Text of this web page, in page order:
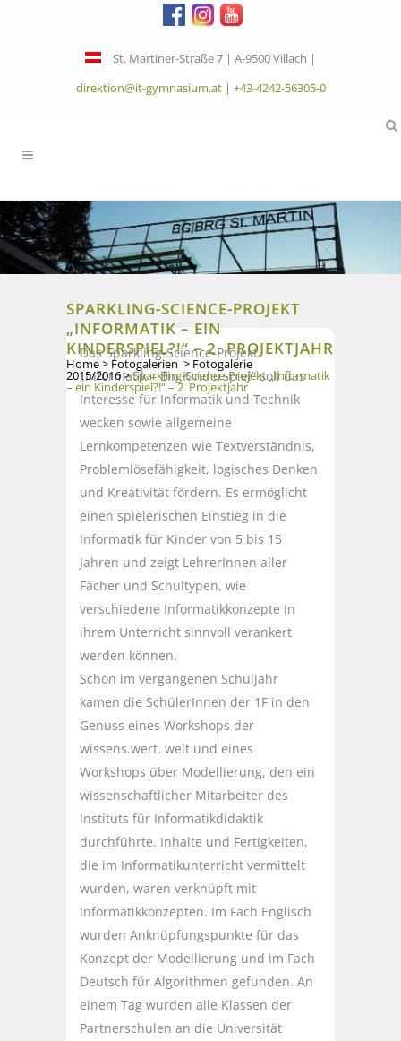
| St. Martiner-Straße 7 | A-9500 Villach |
direktion@it-gymnasium.at| +43-4242-56305-0
SPARKLING-SCIENCE-PROJEKT
„INFORMATIK – EIN
KINDERSPIEL?!“ – 2. PROJEKTJAHR
Home> Fotogalerien > Fotogalerie
2015/2016>Sparkling-Science-Projekt „Informatik
– ein Kinderspiel?!“ – 2. Projektjahr
Das Sparkling-Science-Projekt
„Informatik – Ein Kinderspiel“ soll das
Interesse für Informatik und Technik
wecken sowie allgemeine
Lernkompetenzen wie Textverständnis,
Problemlösefähigkeit, logisches Denken
und Kreativität fördern. Es ermöglicht
einen spielerischen Einstieg in die
Informatik für Kinder von 5 bis 15
Jahren und zeigt LehrerInnen aller
Fächer und Schultypen, wie
verschiedene Informatikkonzepte in
ihrem Unterricht sinnvoll verankert
werden können.
Schon im vergangenen Schuljahr
kamen die SchülerInnen der 1F in den
Genuss eines Workshops der
wissens.wert. welt und eines
Workshops über Modellierung, den ein
wissenschaftlicher Mitarbeiter des
Instituts für Informatikdidaktik
durchführte. Inhalte und Fertigkeiten,
die im Informatikunterricht vermittelt
wurden, waren verknüpft mit
Informatikkonzepten. Im Fach Englisch
wurden Anknüpfungspunkte für das
Konzept der Modellierung und im Fach
Deutsch für Algorithmen gefunden. An
einem Tag wurden alle Klassen der
Partnerschulen an die Universität